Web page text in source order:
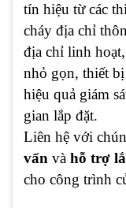
tín hiệu từ các
cháy địa chỉ
địa chỉ linh
nhỏ gọn, thiết
hiệu quả giám
gian lắp đặt.
Liên hệ với
vấn và hỗ trợ
cho công trình